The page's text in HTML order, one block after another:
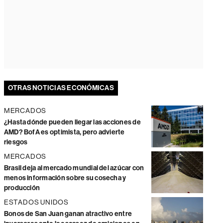
OTRAS NOTICIAS ECONÓMICAS
MERCADOS
¿Hasta dónde pueden llegar las acciones de
AMD? BofA es optimista, pero advierte
riesgos
MERCADOS
Brasil deja al mercado mundial del azúcar con
menos información sobre su cosecha y
producción
ESTADOS UNIDOS
Bonos de San Juan ganan atractivo entre